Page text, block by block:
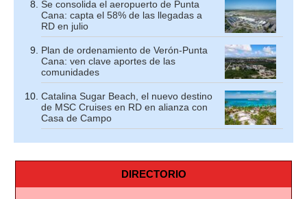
Se consolida el aeropuerto de Punta
Cana: capta el 58% de las llegadas a
RD en julio
Plan de ordenamiento de Verón-Punta
Cana: ven clave aportes de las
comunidades
Catalina Sugar Beach, el nuevo destino
de MSC Cruises en RD en alianza con
Casa de Campo
DIRECTORIO